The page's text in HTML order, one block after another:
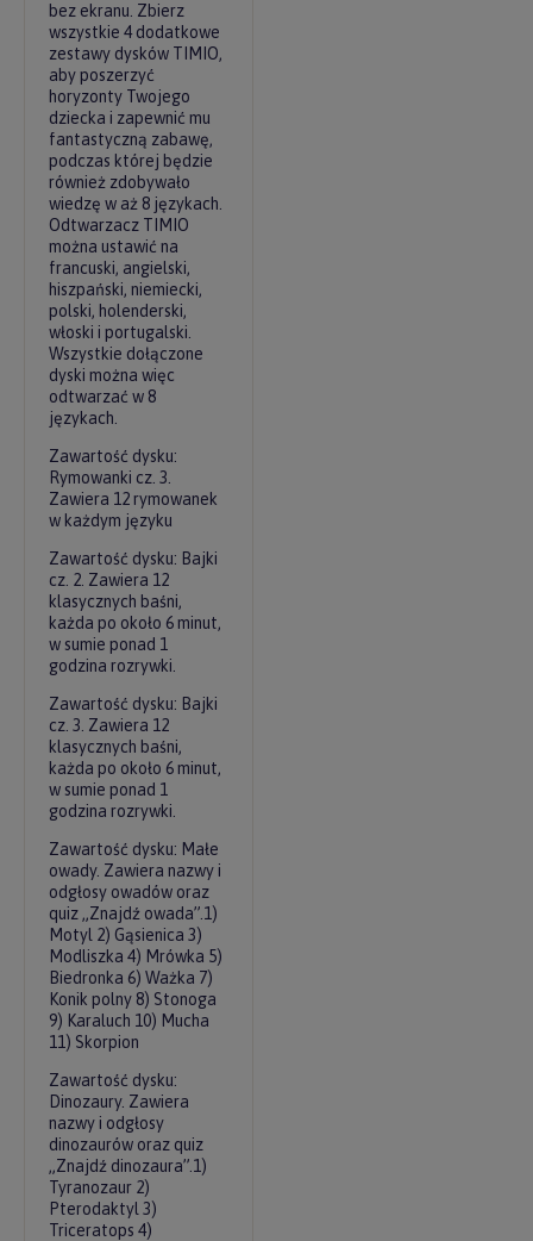
bez ekranu. Zbierz
wszystkie 4 dodatkowe
zestawy dysków TIMIO,
aby poszerzyć
horyzonty Twojego
dziecka i zapewnić mu
fantastyczną zabawę,
podczas której będzie
również zdobywało
wiedzę w aż 8 językach.
Odtwarzacz TIMIO
można ustawić na
francuski, angielski,
hiszpański, niemiecki,
polski, holenderski,
włoski i portugalski.
Wszystkie dołączone
dyski można więc
odtwarzać w 8
językach.
Zawartość dysku:
Rymowanki cz. 3.
Zawiera 12 rymowanek
w każdym języku
Zawartość dysku: Bajki
cz. 2. Zawiera 12
klasycznych baśni,
każda po około 6 minut,
w sumie ponad 1
godzina rozrywki.
Zawartość dysku: Bajki
cz. 3. Zawiera 12
klasycznych baśni,
każda po około 6 minut,
w sumie ponad 1
godzina rozrywki.
Zawartość dysku: Małe
owady. Zawiera nazwy i
odgłosy owadów oraz
quiz „Znajdź owada”.1)
Motyl 2) Gąsienica 3)
Modliszka 4) Mrówka 5)
Biedronka 6) Ważka 7)
Konik polny 8) Stonoga
9) Karaluch 10) Mucha
11) Skorpion
Zawartość dysku:
Dinozaury. Zawiera
nazwy i odgłosy
dinozaurów oraz quiz
„Znajdź dinozaura”.1)
Tyranozaur 2)
Pterodaktyl 3)
Triceratops 4)